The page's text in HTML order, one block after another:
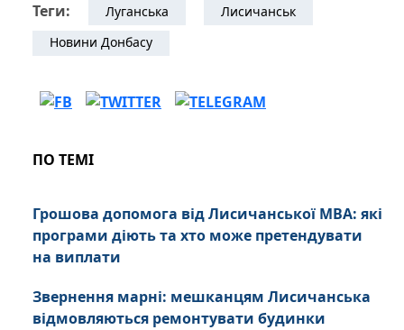
Теги: Луганська
Лисичанськ
Новини Донбасу
ПО ТЕМІ
Грошова допомога від Лисичанської МВА: які
програми діють та хто може претендувати
на виплати
Звернення марні: мешканцям Лисичанська
відмовляються ремонтувати будинки